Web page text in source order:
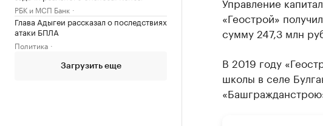
РБК и МСП Банк
Глава Адыгеи рассказал о последствиях
атаки БПЛА
Политика
Загрузить еще
«Геострой»
сумму 247,3 млн
В 2019 году
школы в селе